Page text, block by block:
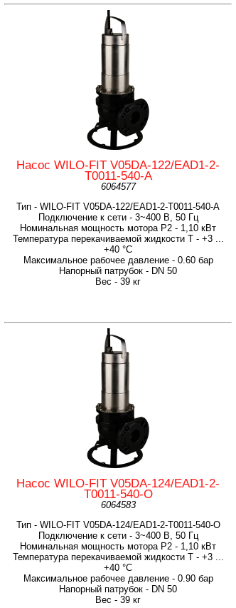
Насос WILO-FIT V05DA-122/EAD1-2-
T0011-540-A
6064577
Тип - WILO-FIT V05DA-122/EAD1-2-T0011-540-A
Подключение к сети - 3~400 В, 50 Гц
Номинальная мощность мотора P2 - 1,10 кВт
Температура перекачиваемой жидкости T - +3 ...
+40 °C
Максимальное рабочее давление - 0.60 бар
Напорный патрубок - DN 50
Вес - 39 кг
Насос WILO-FIT V05DA-124/EAD1-2-
T0011-540-O
6064583
Тип - WILO-FIT V05DA-124/EAD1-2-T0011-540-O
Подключение к сети - 3~400 В, 50 Гц
Номинальная мощность мотора P2 - 1,10 кВт
Температура перекачиваемой жидкости T - +3 ...
+40 °C
Максимальное рабочее давление - 0.90 бар
Напорный патрубок - DN 50
Вес - 39 кг